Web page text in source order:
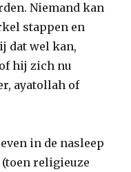
Niemand kan
stappen en
dat wel kan,
hij zich nu
ayatollah of
in de nasleep
(toen religieuze